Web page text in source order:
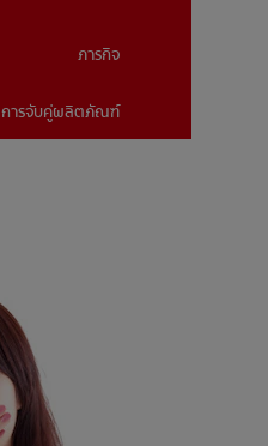
ภารกิจ
การจับคู่ผลิตภัณฑ์